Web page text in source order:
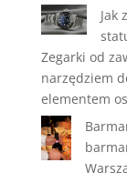
Jak
Zegarki od
narzędziem
elementem